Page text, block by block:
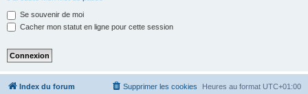
Se souvenir de moi
Cacher mon statut en ligne pour cette session
Index du forum Heures au format UTC+01:00
Supprimer les cookies